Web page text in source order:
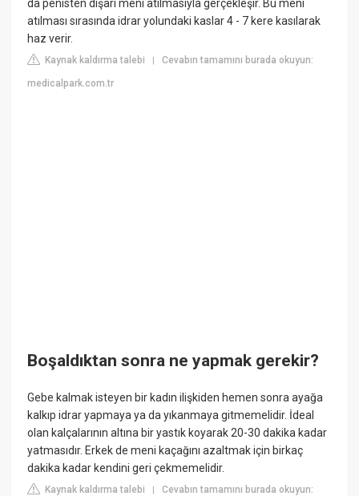
da penisten dışarı meni atılmasıyla gerçekleşir. Bu meni
atılması sırasında idrar yolundaki kaslar 4 - 7 kere kasılarak
haz verir.
Kaynak kaldırma talebi |Cevabın tamamını burada okuyun:
medicalpark.com.tr
Boşaldıktan sonra ne yapmak gerekir?
Gebe kalmak isteyen bir kadın ilişkiden hemen sonra ayağa
kalkıp idrar yapmaya ya da yıkanmaya gitmemelidir. İdeal
olan kalçalarının altına bir yastık koyarak 20-30 dakika kadar
yatmasıdır. Erkek de meni kaçağını azaltmak için birkaç
dakika kadar kendini geri çekmemelidir.
Kaynak kaldırma talebi |Cevabın tamamını burada okuyun: